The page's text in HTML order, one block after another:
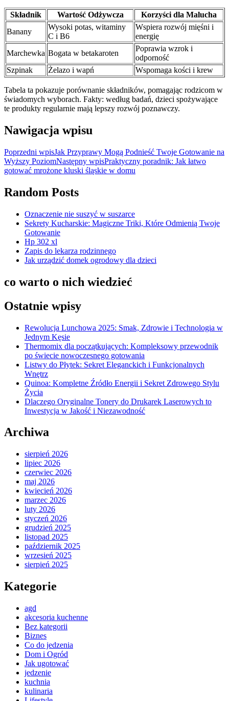
Składnik Wartość Odżywcza
Korzyści dla Malucha
Banany
Wysoki potas, witaminy
C i B6
Wspiera rozwój mięśni i
energię
Marchewka Bogata w betakaroten
Poprawia wzrok i
odporność
Szpinak
Żelazo i wapń Wspomaga kości i krew
Tabela ta pokazuje porównanie składników, pomagając rodzicom w
świadomych wyborach. Fakty: według badań, dzieci spożywające
te produkty regularnie mają lepszy rozwój poznawczy.
Nawigacja wpisu
Poprzedni wpisJak Przyprawy Mogą Podnieść Twoje Gotowanie na
Wyższy PoziomNastępny wpisPraktyczny poradnik: Jak łatwo
gotować mrożone kluski śląskie w domu
Random Posts
Oznaczenie nie suszyć w suszarce
Sekrety Kucharskie: Magiczne Triki, Które Odmienią Twoje
Gotowanie
Hp 302 xl
Zapis do lekarza rodzinnego
Jak urządzić domek ogrodowy dla dzieci
co warto o nich wiedzieć
Ostatnie wpisy
Rewolucja Lunchowa 2025: Smak, Zdrowie i Technologia w
Jednym Kęsie
Thermomix dla początkujących: Kompleksowy przewodnik
po świecie nowoczesnego gotowania
Listwy do Płytek: Sekret Eleganckich i Funkcjonalnych
Wnętrz
Quinoa: Kompletne Źródło Energii i Sekret Zdrowego Stylu
Życia
Dlaczego Oryginalne Tonery do Drukarek Laserowych to
Inwestycja w Jakość i Niezawodność
Archiwa
sierpień 2026
lipiec 2026
czerwiec 2026
maj 2026
kwiecień 2026
marzec 2026
luty 2026
styczeń 2026
grudzień 2025
listopad 2025
październik 2025
wrzesień 2025
sierpień 2025
Kategorie
agd
akcesoria kuchenne
Bez kategorii
Biznes
Co do jedzenia
Dom i Ogród
Jak ugotować
jedzenie
kuchnia
kulinaria